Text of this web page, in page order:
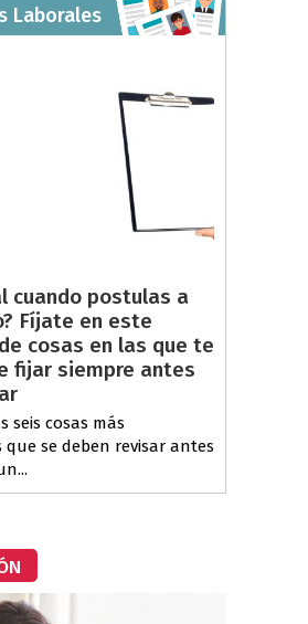
Laborales
cuando postulas a
Fíjate en este
cosas en las que te
fijar siempre antes
seis cosas más
se deben revisar antes